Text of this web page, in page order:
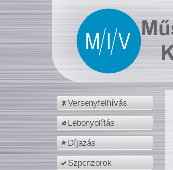
Versenyfelhívás
Lebonyolítás
Díjazás
Szponzorok